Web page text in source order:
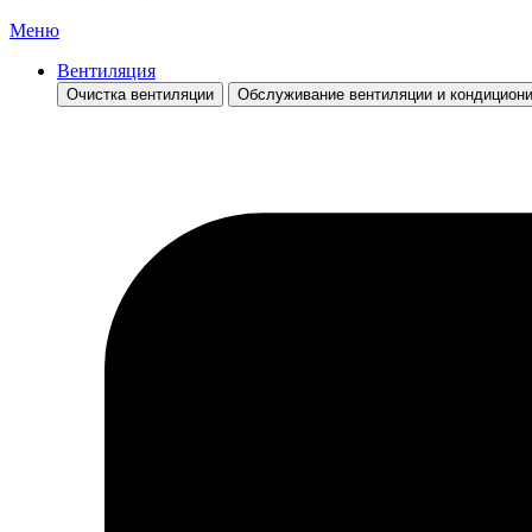
Меню
Вентиляция
Очистка вентиляции Обслуживание вентиляции и